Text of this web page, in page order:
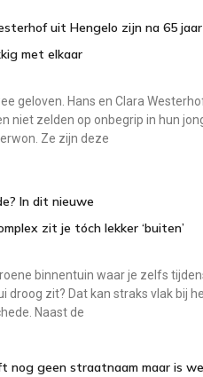
uit Hengelo zijn na 65 jaar
met elkaar
geloven. Hans en Clara
niet zelden op onbegrip in hun
Ze zijn deze
In dit nieuwe
zit je tóch lekker ‘buiten’
binnentuin waar je zelfs
droog zit? Dat kan straks vlak bij
Naast de
nog geen straatnaam maar is